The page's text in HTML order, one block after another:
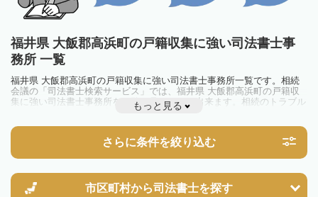
福井県 大飯郡高浜町の戸籍収集に強い司法書士事
務所 一覧
福井県 大飯郡高浜町の戸籍収集に強い司法書士事務所一覧です。相続
会議の「司法書士検索サービス」では、福井県 大飯郡高浜町の戸籍収
集に強い司法書士事務所を一覧で見ることが出来ます。相続のトラブル
やお悩みを抱えている方は一度近隣の司法書士に相談してみましょう。
もっと見る
さらに条件を絞り込む
市区町村から司法書士を探す